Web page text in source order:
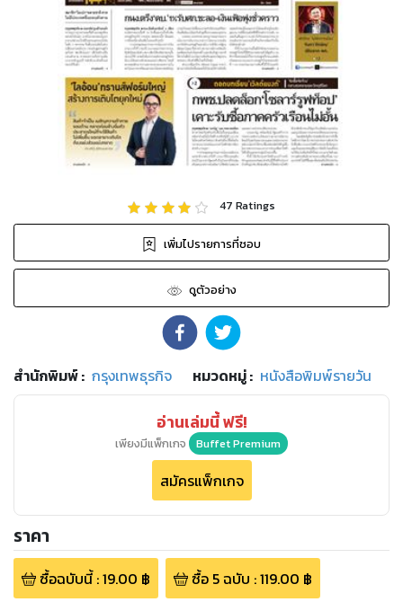
47 Ratings
เพิ่มไปรายการที่ชอบ
ดูตัวอย่าง
สำนักพิมพ์: กรุงเทพธุรกิจ หมวดหมู่: หนังสือพิมพ์รายวัน
อ่านเล่มนี้ ฟรี!
เพียงมีแพ็กเกจ Buffet Premium
สมัครแพ็กเกจ
ราคา
ซื้อฉบับนี้:19.00 ฿ ซื้อ 5ฉบับ :119.00 ฿